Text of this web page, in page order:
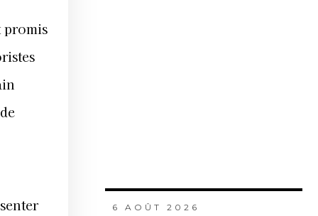
6 AOÛT 2026